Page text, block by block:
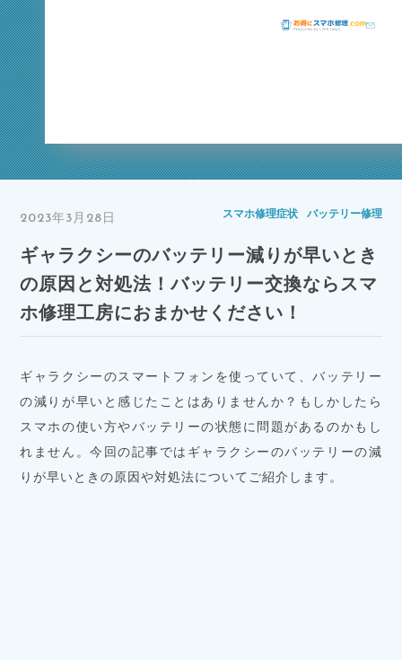
2023年3月28日 スマホ修理症状 バッテリー修理
ギャラクシーのバッテリー減りが早いとき
の原因と対処法！バッテリー交換ならスマ
ホ修理工房におまかせください！
ギャラクシーのスマートフォンを使っていて、バッテリー
の減りが早いと感じたことはありませんか？もしかしたら
スマホの使い方やバッテリーの状態に問題があるのかもし
れません。今回の記事ではギャラクシーのバッテリーの減
りが早いときの原因や対処法についてご紹介します。